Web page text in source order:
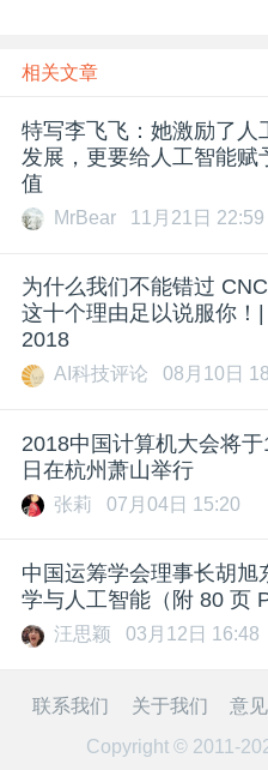
相关文章
特写李飞飞：她激励了人
发展，更要给人工智能赋
值
MrBear 11月21日 22:59
为什么我们不能错过
这十个理由足以说服你！
2018
AI科技评论 08月10日
2018中国计算机大会将
日在杭州萧山举行
张莉 07月04日 15:20
中国运筹学会理事长胡旭
学与人工智能（附 80 页
汪思颖 03月12日 16:48
联系我们 关于我们
意
Copyright © 2011-